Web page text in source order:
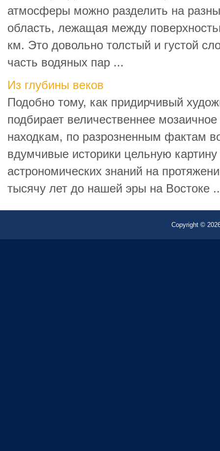
атмосферы можно разделить на
область, лежащая между
км. Это довольно толстый и густой
часть водяных пар ...
Из глубины веков
Подобно тому, как придирчивый
подбирает величественнее
находкам, по разрозненным фактам
вдумчивые историки цельную картину
астрономических знаний на
тысячу лет до нашей эры на Востоке
Copyright ©